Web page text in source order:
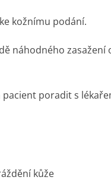
kožnímu podání.
náhodného zasažení
poradit s
kůže